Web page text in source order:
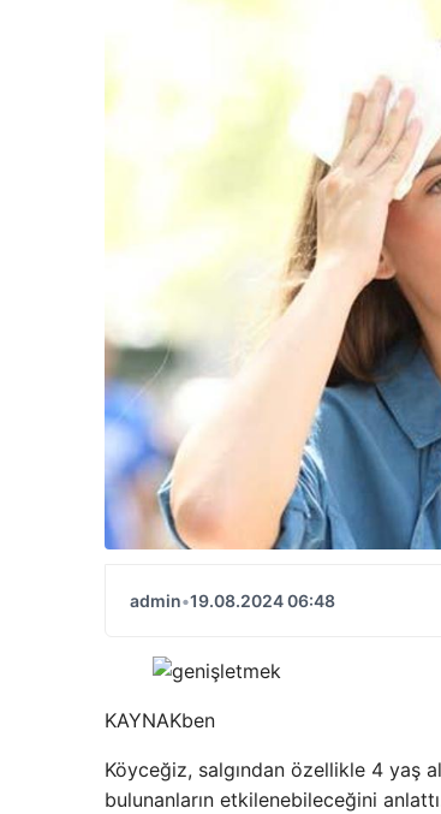
admin•19.08.2024 06:48
KAYNAKben
Köyceğiz, salgından özellikle 4 yaş
bulunanların etkilenebileceğini